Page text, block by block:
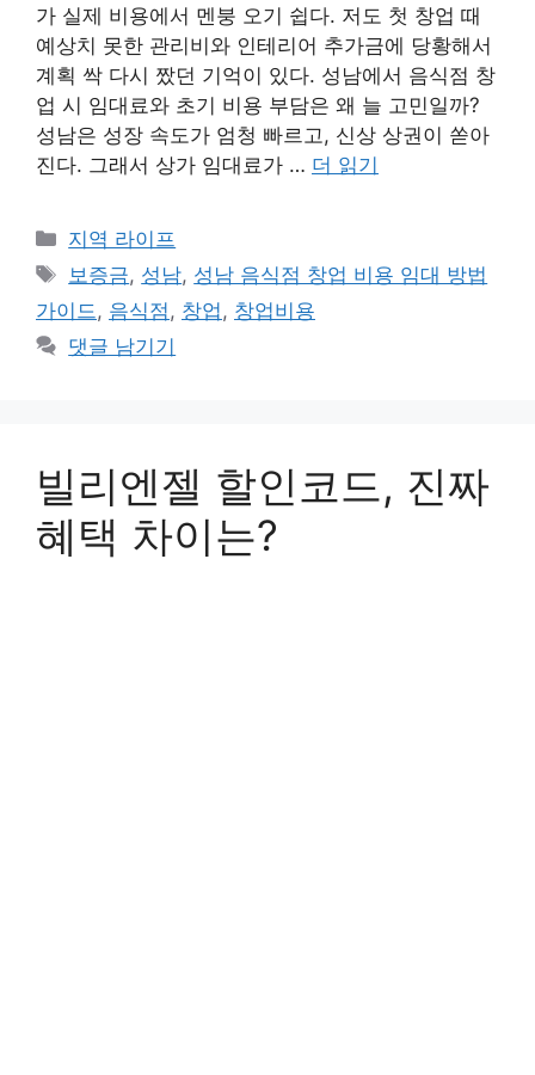
가 실제 비용에서 멘붕 오기 쉽다. 저도 첫 창업 때
예상치 못한 관리비와 인테리어 추가금에 당황해서
계획 싹 다시 짰던 기억이 있다. 성남에서 음식점 창
업 시 임대료와 초기 비용 부담은 왜 늘 고민일까?
성남은 성장 속도가 엄청 빠르고, 신상 상권이 쏟아
진다. 그래서 상가 임대료가 … 더 읽기
카
테
리
지역 라이프
태
그
보증금, 성남, 성남 음식점 창업 비용 임대 방법
가이드, 음식점, 창업, 창업비용
댓글 남기기
빌리엔젤 할인코드, 진짜
혜택 차이는?